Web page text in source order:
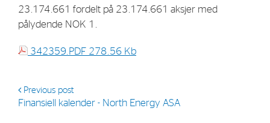
23.174.661 fordelt på 23.174.661 aksjer med
pålydende NOK 1.
342359.PDF 278.56 Kb
Previous post
Finansiell kalender - North Energy ASA